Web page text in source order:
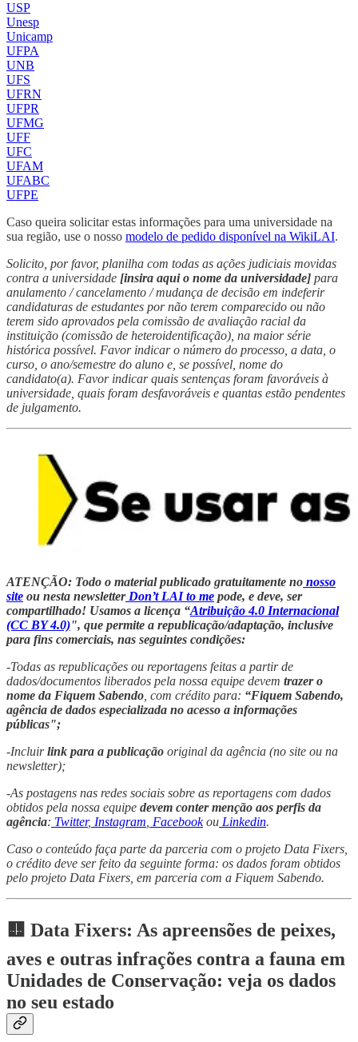
USP
Unesp
Unicamp
UFPA
UNB
UFS
UFRN
UFPR
UFMG
UFF
UFC
UFAM
UFABC
UFPE
Caso queira solicitar estas informações para uma universidade na
sua região, use o nosso modelo de pedido disponível na WikiLAI.
Solicito, por favor, planilha com todas as ações judiciais movidas
contra a universidade [insira aqui o nome da universidade] para
anulamento / cancelamento / mudança de decisão em indeferir
candidaturas de estudantes por não terem comparecido ou não
terem sido aprovados pela comissão de avaliação racial da
instituição (comissão de heteroidentificação), na maior série
histórica possível. Favor indicar o número do processo, a data, o
curso, o ano/semestre do aluno e, se possível, nome do
candidato(a). Favor indicar quais sentenças foram favoráveis à
universidade, quais foram desfavoráveis e quantas estão pendentes
de julgamento.
ATENÇÃO: Todo o material publicado gratuitamente no nosso
site ou nesta newsletterDon’t LAI to me pode, e deve, ser
compartilhado! Usamos a licença “Atribuição 4.0 Internacional
(CC BY 4.0)", que permite a republicação/adaptação, inclusive
para fins comerciais, nas seguintes condições:
-Todas as republicações ou reportagens feitas a partir de
dados/documentos liberados pela nossa equipe devem trazer o
nome da Fiquem Sabendo , com crédito para: “Fiquem Sabendo,
agência de dados especializada no acesso a informações
públicas";
-Incluirlink para a publicação original da agência (no site ou na
newsletter);
-As postagens nas redes sociais sobre as reportagens com dados
obtidos pela nossa equipe devem conter menção aos perfis da
agência: Twitter, Instagram Facebookou Linkedin.
Caso o conteúdo faça parte da parceria com o projeto Data Fixers,
o crédito deve ser feito da seguinte forma: os dados foram obtidos
pelo projeto Data Fixers, em parceria com a Fiquem Sabendo.
🟨 Data Fixers: As apreensões de peixes,
aves e outras infrações contra a fauna em
Unidades de Conservação: veja os dados
no seu estado